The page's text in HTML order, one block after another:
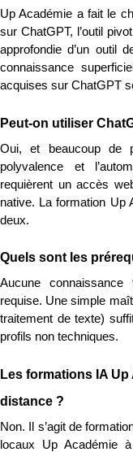
Up Académie a fait le
sur ChatGPT, l’outil
approfondie d’un outil
connaissance
acquises sur ChatGPT
Peut-on utiliser
Oui, et beaucoup de
polyvalence et
requièrent un accès
native. La formation Up
deux.
Quels sont les
Aucune connaissance
requise. Une simple
traitement de texte)
profils non techniques.
Les formations IA
distance ?
Non. Il s’agit de
locaux Up Académie